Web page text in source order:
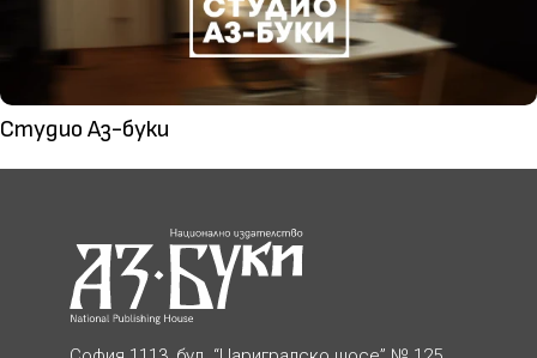
Студио Аз-буки